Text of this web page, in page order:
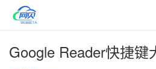
Google Reader快捷键